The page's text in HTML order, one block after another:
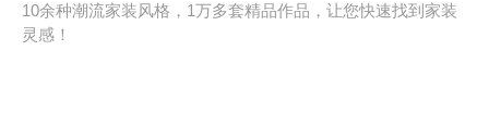
10余种潮流家装风格，1万多套精品作品，让您快速找到家装
灵感！